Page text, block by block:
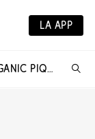
LA APP
BLUZĂ POLO 100% DIN BUMBAC ORGANIC PIQUÉ